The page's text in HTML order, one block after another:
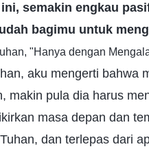
semakin engkau
bagimu untuk
"Hanya dengan
aku mengerti bahwa
makin pula dia harus
masa depan dan
dan terlepas dari